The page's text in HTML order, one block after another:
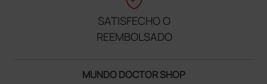
SATISFECHO O
REEMBOLSADO
MUNDO DOCTOR SHOP